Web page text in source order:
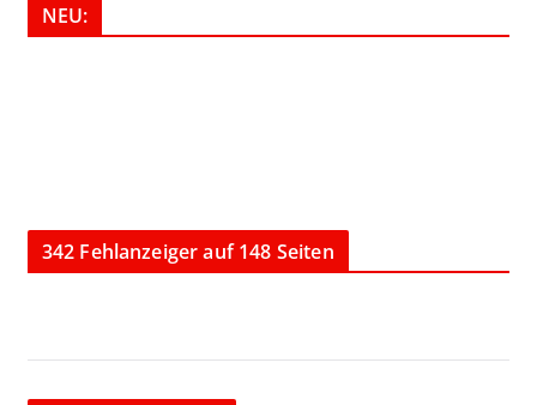
NEU:
342 Fehlanzeiger auf 148 Seiten